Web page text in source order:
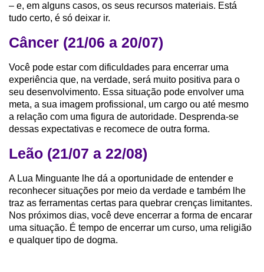
– e, em alguns casos, os seus recursos materiais. Está
tudo certo, é só deixar ir.
Câncer (21/06 a 20/07)
Você pode estar com dificuldades para encerrar uma
experiência que, na verdade, será muito positiva para o
seu desenvolvimento. Essa situação pode envolver uma
meta, a sua imagem profissional, um cargo ou até mesmo
a relação com uma figura de autoridade. Desprenda-se
dessas expectativas e recomece de outra forma.
Leão (21/07 a 22/08)
A Lua Minguante lhe dá a oportunidade de entender e
reconhecer situações por meio da verdade e também lhe
traz as ferramentas certas para quebrar crenças limitantes.
Nos próximos dias, você deve encerrar a forma de encarar
uma situação. É tempo de encerrar um curso, uma religião
e qualquer tipo de dogma.